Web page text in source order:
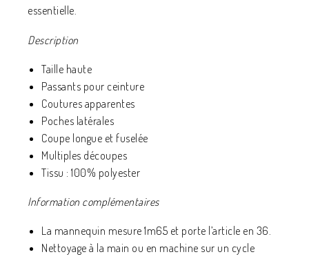
essentielle.
Description
Taille haute
Passants pour ceinture
Coutures apparentes
Poches latérales
Coupe longue et fuselée
Multiples découpes
Tissu : 100% polyester
Information complémentaires
La mannequin mesure 1m65 et porte l’article en 36.
Nettoyage à la main ou en machine sur un cycle